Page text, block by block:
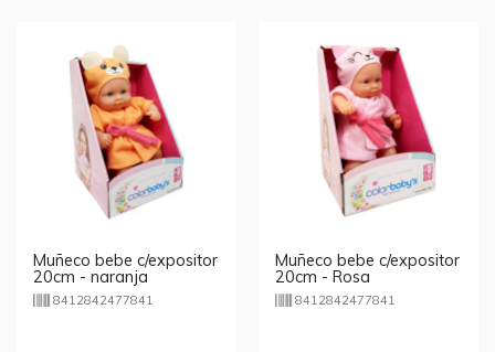
Muñeco bebe c/expositor
20cm - naranja
8412842477841
Muñeco bebe c/expositor
20cm - Rosa
8412842477841